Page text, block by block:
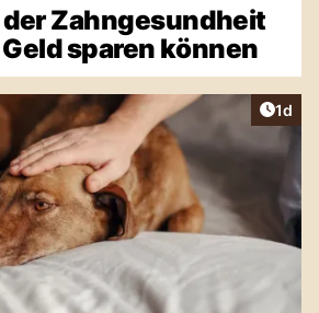
der Zahngesundheit
sparen können
1d